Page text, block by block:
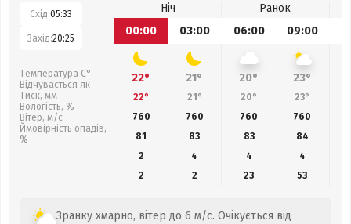
Схід:05:33
Захід:20:25
Температура С°
Відчувається як
Тиск, мм
Вологість, %
Вітер, м/с
Ймовірність опадів,
%
Ніч
Ранок
00:00
03:00 06:00 09:00
22° 21° 20° 23°
22° 21° 20° 23°
760
760 760 760
81
83 83 84
2
4 4
4
2
2 23 53
Зранку хмарно, вітер до 6 м/с. Очікується від